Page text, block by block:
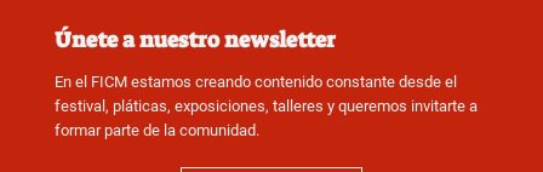
Únete a nuestro newsletter
En el FICM estamos creando contenido constante desde el
festival, pláticas, exposiciones, talleres y queremos invitarte a
formar parte de la comunidad.